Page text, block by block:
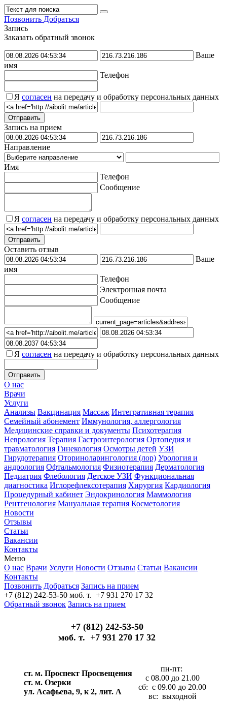
Позвонить Добраться
Запись
Заказать обратный звонок
Ваше
имя
Телефон
Я согласен на передачу и обработку персональных данных
Запись на прием
Направление
Имя
Телефон
Сообщение
Я согласен на передачу и обработку персональных данных
Оставить отзыв
Ваше
имя
Телефон
Электронная почта
Сообщение
Я согласен на передачу и обработку персональных данных
О нас
Врачи
Услуги
Анализы Вакцинация Массаж Интегративная терапия
Семейный абонемент Иммунология, аллергология
Медицинские справки и документы Психотерапия
Неврология Терапия Гастроэнтерология Ортопедия и
травматология Гинекология Осмотры детей УЗИ
Гирудотерапия Оториноларингология (лор) Урология и
андрология Офтальмология Физиотерапия Дерматология
Педиатрия Флебология Детское УЗИ Функциональная
диагностика Иглорефлексотерапия Хирургия Кардиология
Процедурный кабинет Эндокринология Маммология
Рентгенология Мануальная терапия Косметология
Новости
Отзывы
Статьи
Вакансии
Контакты
Меню
О нас Врачи Услуги Новости Отзывы Статьи Вакансии
Контакты
Позвонить Добраться Запись на прием
+7 (812) 242-53-50 моб. т. +7 931 270 17 32
Обратный звонок Запись на прием
+7 (812) 242-53-50
моб. т. +7 931 270 17 32
ст. м. Проспект Просвещения
ст. м. Озерки
ул. Асафьева, 9, к 2, лит. А
пн-пт:
с 08.00 до 21.00
сб: с 09.00 до 20.00
вс: выходной